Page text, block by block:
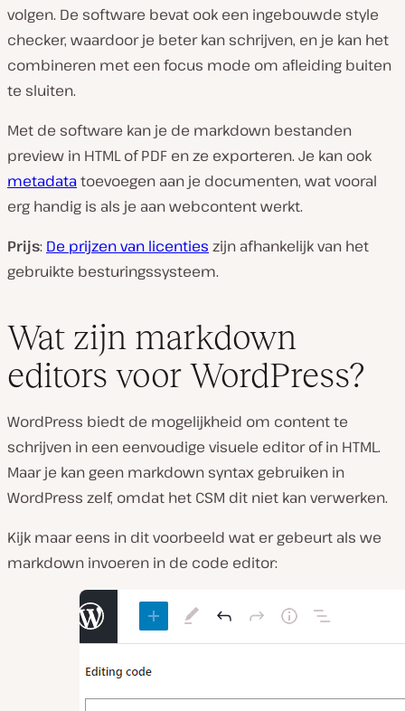
volgen. De software bevat ook een ingebouwde style
checker, waardoor je beter kan schrijven, en je kan het
combineren met een focus mode om afleiding buiten
te sluiten.
Met de software kan je de markdown bestanden
preview in HTML of PDF en ze exporteren. Je kan ook
metadatatoevoegen aan je documenten, wat vooral
erg handig is als je aan webcontent werkt.
Prijs: De prijzen van licenties zijn afhankelijk van het
gebruikte besturingssysteem.
Wat zijn markdown
editors voor WordPress?
WordPress biedt de mogelijkheid om content te
schrijven in een eenvoudige visuele editor of in HTML.
Maar je kan geen markdown syntax gebruiken in
WordPress zelf, omdat het CSM dit niet kan verwerken.
Kijk maar eens in dit voorbeeld wat er gebeurt als we
markdown invoeren in de code editor: